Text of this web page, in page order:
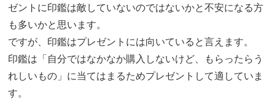
ゼントに印鑑は敵していないのではないかと不安になる方
も多いかと思います。
ですが、印鑑はプレゼントには向いていると言えます。
印鑑は「自分ではなかなか購入しないけど、もらったらう
れしいもの」に当てはまるためプレゼントして適していま
す。